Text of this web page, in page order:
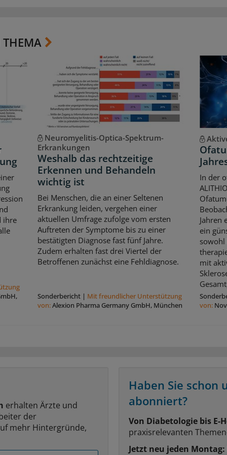
THEMA
ihre
Neuromyelitis-Optica-Spektrum-
Erkrankungen
Weshalb das rechtzeitige
Erkennen und Behandeln
wichtig ist
Bei Menschen, die an einer Seltenen
Erkrankung leiden, vergehen einer
aktuellen Umfrage zufolge vom ersten
Auftreten der Symptome bis zu einer
bestätigten Diagnose fast fünf Jahre.
Zudem erhalten fast drei Viertel der
Betroffenen zunächst eine Fehldiagnose.
Sonderbericht| Mit freundlicher Unterstützung
von:Alexion Pharma Germany GmbH, München
In der
Jahren
ein
sowohl
mit
von:
erhalten Ärzte und
der
mehr Hintergründe,
Haben Sie schon
abonniert?
Von Diabetologie bis E-
praxisrelevanten
Jetzt neu jeden Montag: